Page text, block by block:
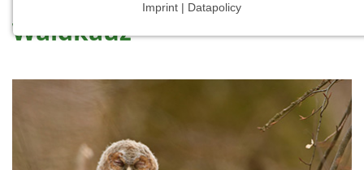
Waldkauz
Imprint | Datapolicy